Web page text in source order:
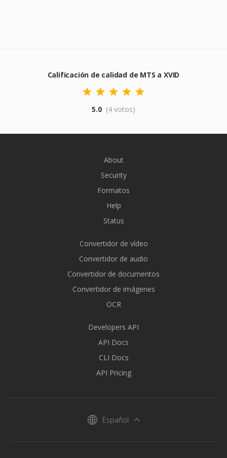
Calificación de calidad de MTS a XVID
5.0 (4 votos)
About
Security
Formatos
Help
Status
Convertidor de vídeo
Convertidor de audio
Convertidor de documentos
Convertidor de imágenes
OCR
Developers API
API Docs
CLI Docs
API Pricing
Español